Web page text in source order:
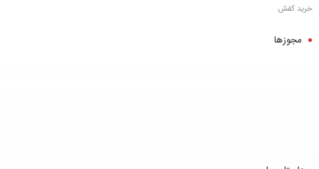
خرید کفش
مجوزها